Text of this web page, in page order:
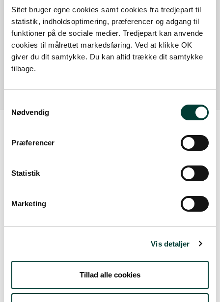
Sitet bruger egne cookies samt cookies fra tredjepart til
statistik, indholdsoptimering, præferencer og adgang til
funktioner på de sociale medier. Tredjepart kan anvende
cookies til målrettet markedsføring. Ved at klikke OK
giver du dit samtykke. Du kan altid trække dit samtykke
tilbage.
Nødvendig
Præferencer
Statistik
Marketing
Vis detaljer
Tillad alle cookies
Bålplads med bænke
Kort
GPX FIL
KORTUDSNIT / PDF
+